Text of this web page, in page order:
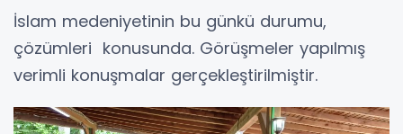
İslam medeniyetinin bu günkü durumu,
çözümleri konusunda. Görüşmeler yapılmış
verimli konuşmalar gerçekleştirilmiştir.